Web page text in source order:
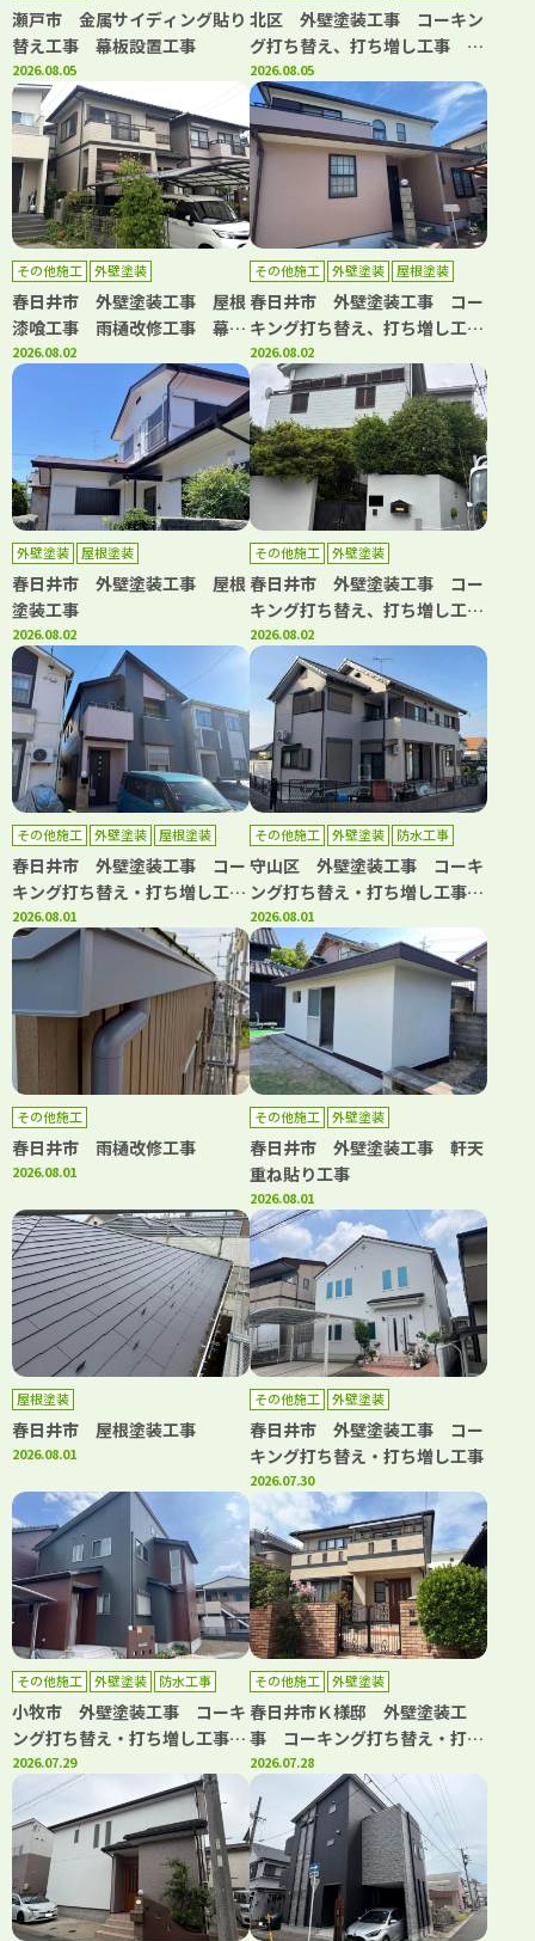
瀬戸市 金属サイディング貼り
替え工事 幕板設置工事
2026.08.05
外壁塗装
屋根塗装 防水工事
北区 外壁塗装工事 コーキン
グ打ち替え、打ち増し工事 屋
根塗装工事 階段・共用部側溝
防水工事 共用部長尺シート工
事 基礎補修工事
2026.08.05
その他施工 外壁塗装
春日井市 外壁塗装工事 屋根
漆喰工事 雨樋改修工事 幕板
板金工事 浴室水栓交換工事
2026.08.02
その他施工 外壁塗装
屋根塗装
防水工事
春日井市 外壁塗装工事 コー
キング打ち替え、打ち増し工
事 屋根塗装工事 ベランダ防
水工事
2026.08.02
外壁塗装 屋根塗装
春日井市 外壁塗装工事 屋根
塗装工事
2026.08.02
その他施工 外壁塗装
春日井市 外壁塗装工事 コー
キング打ち替え、打ち増し工
事 屋根カバー工事 ベランダ
トップコート工事 浴室改修工
事 洗面台取り換え工事 キッ
チン取り換え工事
2026.08.02
その他施工 外壁塗装 屋根塗装
春日井市 外壁塗装工事 コー
キング打ち替え・打ち増し工
事 屋根塗装工事 ベランダト
ップコート工事
2026.08.01
その他施工 外壁塗装 防水工事
守山区 外壁塗装工事 コーキ
ング打ち替え・打ち増し工事
ベランダ防水工事
2026.08.01
その他施工
春日井市 雨樋改修工事
2026.08.01
その他施工 外壁塗装
春日井市 外壁塗装工事 軒天
重ね貼り工事
2026.08.01
屋根塗装
春日井市 屋根塗装工事
2026.08.01
その他施工 外壁塗装
春日井市 外壁塗装工事 コー
キング打ち替え・打ち増し工事
2026.07.30
その他施工 外壁塗装 防水工事
小牧市 外壁塗装工事 コーキ
ング打ち替え・打ち増し工事
屋根カバー工事 防水工事
2026.07.29
その他施工 外壁塗装
春日井市Ｋ様邸 外壁塗装工
事 コーキング打ち替え・打ち
増し工事 バルコニートップコ
ート工事
2026.07.28